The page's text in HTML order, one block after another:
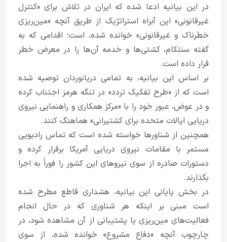
در این بیانیه ادعا شده که ایران در تلاش برای «کنترل
غیرقانونی» این آبراه استراتژیک از طریق آنچه «مین‌ریزی
خطرناک و غیرقانونی» خوانده شده، است؛ اقدامی که به
گفته سنتکام، کشتی‌ها و خدمه آن‌ها را در معرض خطر
قرار داده است.
بر اساس این بیانیه، به تمامی دریانوردان توصیه شده
است که از «طرح تفکیک تردد» در تنگه هرمز اجتناب کرده
و در عوض، عبور خود را با «مرکز همکاری و راهنمایی نیروی
دریایی ایالات متحده برای کشتیرانی» هماهنگ کنند.
همچنین از شناورها خواسته شده است که تماس رادیویی
مستمر با مقامات نیروی دریایی آمریکا برقرار کرده و
دستورات صادره از سوی نیروهای این کشور را فوراً به اجرا
بگذارند.
در بخش پایانی این بیانیه، هشداری قاطع مطرح شده
است مبنی بر اینکه هر شناوری که در حال انجام
فعالیت‌های مین‌ریزی یا پشتیبانی از آن مشاهده شود، در
چارچوب آنچه «دفاع مشروع» خوانده شده، از سوی